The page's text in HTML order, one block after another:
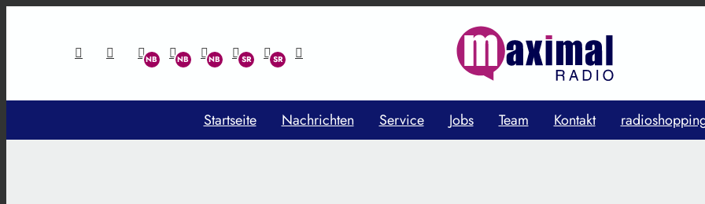
Startseite Nachrichten Service Jobs Team Kontakt